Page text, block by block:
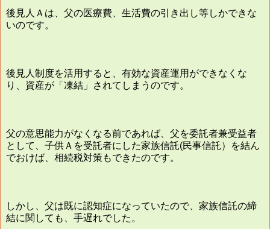
後見人Ａは、父の医療費、生活費の引き出し等しかできな
いのです。
後見人制度を活用すると、有効な資産運用ができなくな
り、資産が「凍結」されてしまうのです。
父の意思能力がなくなる前であれば、父を委託者兼受益者
として、子供Ａを受託者にした家族信託(民事信託）を結ん
でおけば、相続税対策もできたのです。
しかし、父は既に認知症になっていたので、家族信託の締
結に関しても、手遅れでした。